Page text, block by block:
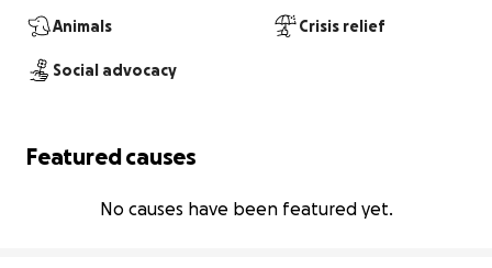
Animals Crisis relief
Social advocacy
Featured causes
No causes have been featured yet.